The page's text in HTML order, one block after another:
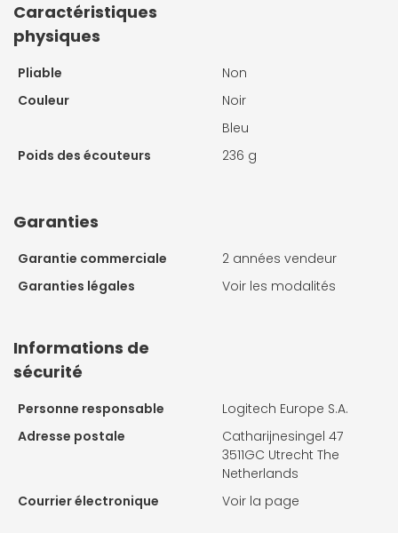
Caractéristiques
physiques
Pliable
Non
Couleur
Noir
Bleu
Poids des écouteurs
236 g
Garanties
Garantie commerciale
2 années vendeur
Garanties légales
Voir les modalités
Informations de
sécurité
Personne responsable
Logitech Europe S.A.
Adresse postale
Catharijnesingel 47
3511GC Utrecht The
Netherlands
Courrier électronique
Voir la page